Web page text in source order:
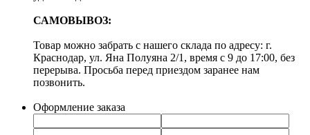
САМОВЫВОЗ:
Товар можно забрать с нашего склада по адресу: г.
Краснодар, ул. Яна Полуяна 2/1, время с 9 до 17:00, без
перерыва. Просьба перед приездом заранее нам
позвонить.
Оформление заказа